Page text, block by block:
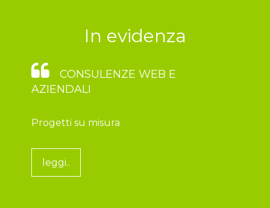
In evidenza
CONSULENZE WEB E
AZIENDALI
Progetti su misura
leggi..